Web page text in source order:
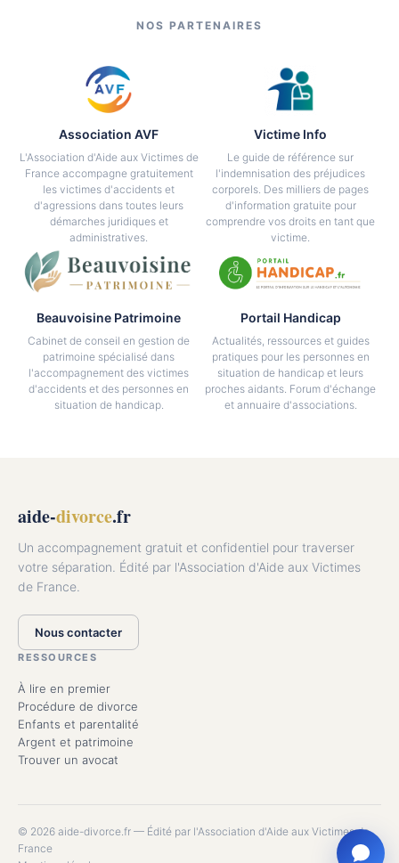
NOS PARTENAIRES
Association AVF
L'Association d'Aide aux Victimes de
France accompagne gratuitement
les victimes d'accidents et
d'agressions dans toutes leurs
démarches juridiques et
administratives.
Victime Info
Le guide de référence sur
l'indemnisation des préjudices
corporels. Des milliers de pages
d'information gratuite pour
comprendre vos droits en tant que
victime.
Beauvoisine Patrimoine
Cabinet de conseil en gestion de
patrimoine spécialisé dans
l'accompagnement des victimes
d'accidents et des personnes en
situation de handicap.
Portail Handicap
Actualités, ressources et guides
pratiques pour les personnes en
situation de handicap et leurs
proches aidants. Forum d'échange
et annuaire d'associations.
aide-divorce.fr
Un accompagnement gratuit et confidentiel pour traverser
votre séparation. Édité par l'Association d'Aide aux Victimes
de France.
Nous contacter
RESSOURCES
À lire en premier
Procédure de divorce
Enfants et parentalité
Argent et patrimoine
Trouver un avocat
© 2026 aide-divorce.fr — Édité par l'Association d'Aide aux Victimes de
France